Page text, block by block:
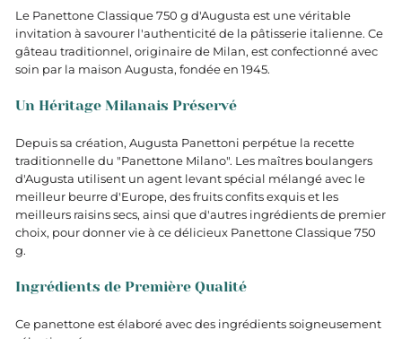
Le Panettone Classique 750 g d'Augusta est une véritable
invitation à savourer l'authenticité de la pâtisserie italienne. Ce
gâteau traditionnel, originaire de Milan, est confectionné avec
soin par la maison Augusta, fondée en 1945.
Un Héritage Milanais Préservé
Depuis sa création, Augusta Panettoni perpétue la recette
traditionnelle du "Panettone Milano". Les maîtres boulangers
d'Augusta utilisent un agent levant spécial mélangé avec le
meilleur beurre d'Europe, des fruits confits exquis et les
meilleurs raisins secs, ainsi que d'autres ingrédients de premier
choix, pour donner vie à ce délicieux Panettone Classique 750
g.
Ingrédients de Première Qualité
Ce panettone est élaboré avec des ingrédients soigneusement